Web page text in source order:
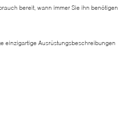
bereit, wann immer Sie ihn benötigen
einzigartige Ausrüstungsbeschreibungen